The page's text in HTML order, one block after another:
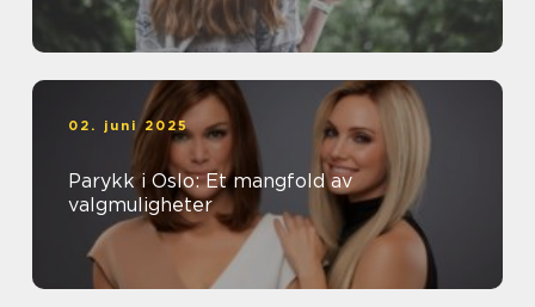
02. juni 2025
Parykk i Oslo: Et mangfold av
valgmuligheter